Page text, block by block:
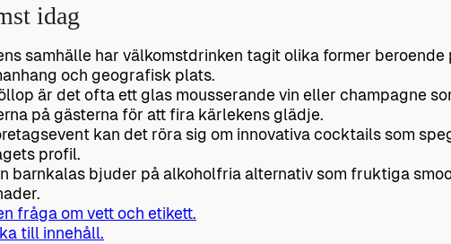
idag
samhälle har välkomstdrinken tagit olika former beroende
och geografisk plats.
är det ofta ett glas mousserande vin eller champagne
på gästerna för att fira kärlekens glädje.
kan det röra sig om innovativa cocktails som
profil.
barnkalas bjuder på alkoholfria alternativ som fruktiga
fråga om vett och etikett.
till innehåll.